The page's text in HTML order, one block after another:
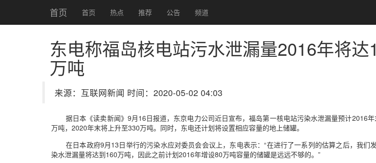
首页 首页 热点 推荐 公告 频道
东电称福岛核电站污水泄漏量2016年将达
万吨
来源：互联网新闻 时间：2020-05-02 04:03
据日本《读卖新闻》9月16日报道，东京电力公司近日宣布，福岛第一核电站污染水泄漏量预计2016
万吨，2020年末将上升至330万吨。同时，东电还计划将设置相应容量的地上储罐。
在日本政府9月13日举行的污染水应对委员会会议上，东电表示：“在进行了一系列的估算之后，我们
染水泄漏量将达到160万吨，因此之前计划2016年增设80万吨容量的储罐是远远不够的。”